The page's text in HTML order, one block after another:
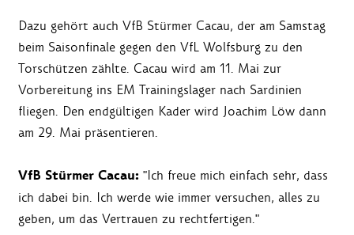
Dazu gehört auch VfB Stürmer Cacau, der am Samstag
beim Saisonfinale gegen den VfL Wolfsburg zu den
Torschützen zählte. Cacau wird am 11. Mai zur
Vorbereitung ins EM Trainingslager nach Sardinien
fliegen. Den endgültigen Kader wird Joachim Löw dann
am 29. Mai präsentieren.
VfB Stürmer Cacau: "Ich freue mich einfach sehr, dass
ich dabei bin. Ich werde wie immer versuchen, alles zu
geben, um das Vertrauen zu rechtfertigen."